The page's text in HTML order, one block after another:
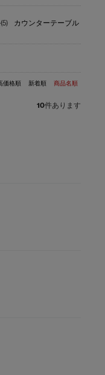
カウンターテーブル
価格順 新着順 商品名順
10件あります